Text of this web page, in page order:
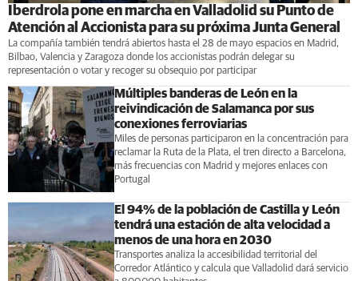
Iberdrola pone en marcha en Valladolid su Punto de
Atención al Accionista para su próxima Junta General
La compañía también tendrá abiertos hasta el 28 de mayo espacios en Madrid,
Bilbao, Valencia y Zaragoza donde los accionistas podrán delegar su
representación o votar y recoger su obsequio por participar
Múltiples banderas de León en la
reivindicación de Salamanca por sus
conexiones ferroviarias
Miles de personas participaron en la concentración para
reclamar la Ruta de la Plata, el tren directo a Barcelona,
más frecuencias con Madrid y mejores enlaces con
Portugal
El 94% de la población de Castilla y León
tendrá una estación de alta velocidad a
menos de una hora en 2030
Transportes analiza la accesibilidad territorial del
Corredor Atlántico y calcula que Valladolid dará servicio